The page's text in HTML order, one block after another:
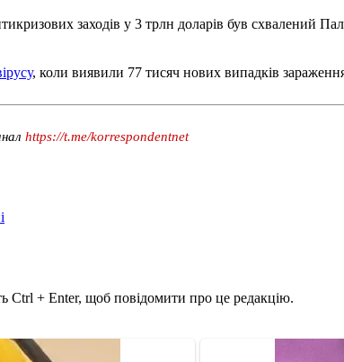
заходів у 3 трлн доларів був схвалений
, коли виявили 77 тисяч нових випадків
https://t.me/korrespondentnet
Ctrl + Enter, щоб повідомити про це редакцію.